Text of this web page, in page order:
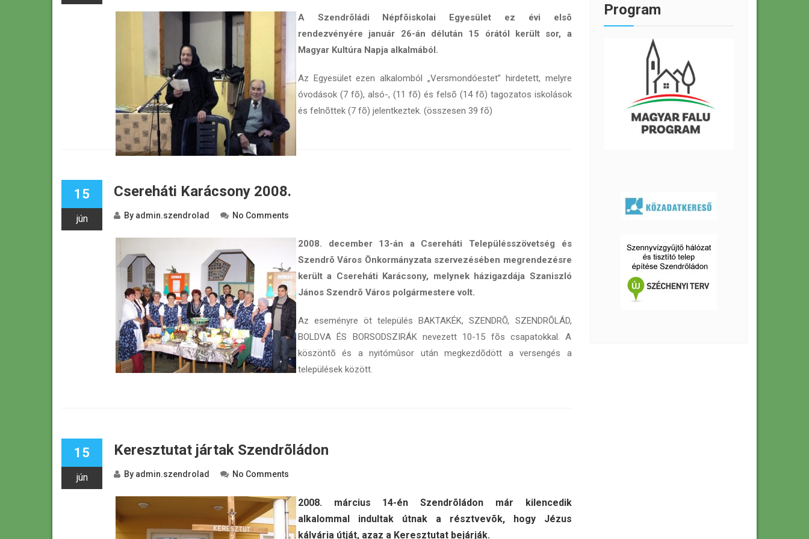
A Szendrõládi Népfõiskolai Egyesület ez évi elsõ
rendezvényére január 26-án délután 15 órától került sor, a
Magyar Kultúra Napja alkalmából.
Az Egyesület ezen alkalomból „Versmondóestet” hirdetett, melyre
óvodások (7 fõ), alsó-, (11 fõ) és felsõ (14 fõ) tagozatos iskolások
és felnõttek (7 fõ) jelentkeztek. (összesen 39 fõ)
15
jún
Csereháti Karácsony 2008.
By admin.szendrolad No Comments
2008. december 13-án a Csereháti Településszövetség és
Szendrõ Város Önkormányzata szervezésében megrendezésre
került a Csereháti Karácsony, melynek házigazdája Szaniszló
János Szendrõ Város polgármestere volt.
Az eseményre öt település BAKTAKÉK, SZENDRÕ, SZENDRÕLÁD,
BOLDVA ÉS BORSODSZIRÁK nevezett 10-15 fõs csapatokkal. A
köszöntõ és a nyitómûsor után megkezdõdött a versengés a
települések között.
15
jún
Keresztutat jártak Szendrõládon
By admin.szendrolad No Comments
2008. március 14-én Szendrõládon már kilencedik
alkalommal indultak útnak a résztvevõk, hogy Jézus
kálvária útját, azaz a Keresztutat bejárják.
Program